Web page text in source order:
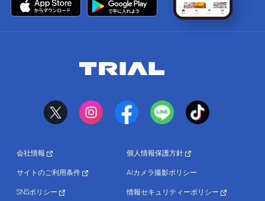
会社情報 個人情報保護方針
サイトのご利用条件 AIカメラ撮影ポリシー
SNSポリシー 情報セキュリティーポリシー